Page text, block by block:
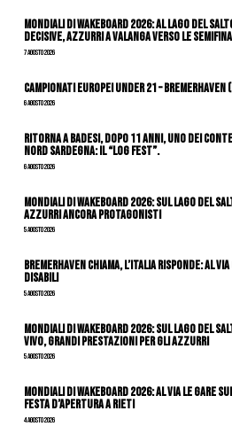
Mondiali di Wakeboard 2026: al Lago del
decisive, azzurri a valanga verso le
7 Agosto 2026
Campionati Europei Under 21 –
6 Agosto 2026
Ritorna a Badesi, dopo 11 anni, uno dei
nord Sardegna: il “Log Fest”.
6 Agosto 2026
Mondiali di Wakeboard 2026: sul Lago del
azzurri ancora protagonisti
5 Agosto 2026
Bremerhaven chiama, l’Italia risponde: al
Disabili
5 Agosto 2026
Mondiali di Wakeboard 2026: sul Lago del
vivo, grandi prestazioni per gli azzurri
5 Agosto 2026
Mondiali di Wakeboard 2026: al via le gare
festa d’apertura a Rieti
4 Agosto 2026